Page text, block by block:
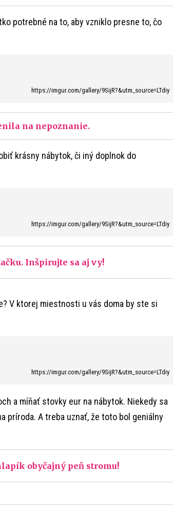
potrebné na to, aby vzniklo presne to, čo
https://imgur.com/gallery/9SijR?&utm_source=LTdiy
na nepoznanie.
krásny nábytok, či iný doplnok do
https://imgur.com/gallery/9SijR?&utm_source=LTdiy
Inšpirujte sa aj vy!
V ktorej miestnosti u vás doma by ste si
https://imgur.com/gallery/9SijR?&utm_source=LTdiy
a míňať stovky eur na nábytok. Niekedy sa
príroda. A treba uznať, že toto bol geniálny
obyčajný peň stromu!